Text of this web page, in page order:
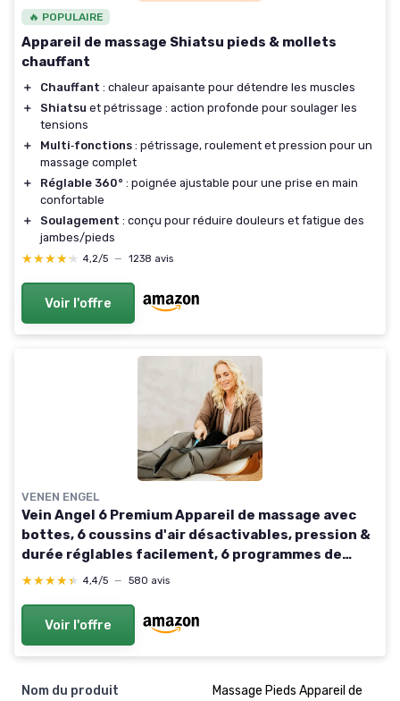
🔥 POPULAIRE
Appareil de massage Shiatsu pieds & mollets
chauffant
＋ Chauffant : chaleur apaisante pour détendre les muscles
＋
Shiatsu et pétrissage : action profonde pour soulager les
tensions
＋
Multi‑fonctions : pétrissage, roulement et pression pour un
massage complet
＋
Réglable 360° : poignée ajustable pour une prise en main
confortable
＋
Soulagement : conçu pour réduire douleurs et fatigue des
jambes/pieds
★★★★★
★★★★★ 4,2/5 — 1238 avis
Voir l'offre
VENEN ENGEL
Vein Angel 6 Premium Appareil de massage avec
bottes, 6 coussins d'air désactivables, pression &
durée réglables facilement, 6 programmes de
massage poignets de jambe
★★★★★
★★★★★ 4,4/5 — 580 avis
Voir l'offre
Nom du produit
‎Massage Pieds Appareil de